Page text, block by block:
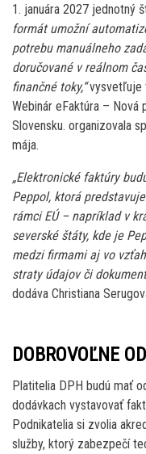
1. januára 2027 jednotný
formát umožní
potrebu manuálneho
doručované v reálnom
finančné toky,“vysvetľuje
Webinár eFaktúra –
Slovensku. organizovala
mája.
„Elektronické faktúry
Peppol, ktorá
rámci EÚ – napríklad v
severské štáty, kde je
medzi firmami aj vo
straty údajov či
dodáva Christiana
DOBROVOĽNE
Platitelia DPH budú mať
dodávkach vystavovať
Podnikatelia si zvolia
služby, ktorý zabezpečí